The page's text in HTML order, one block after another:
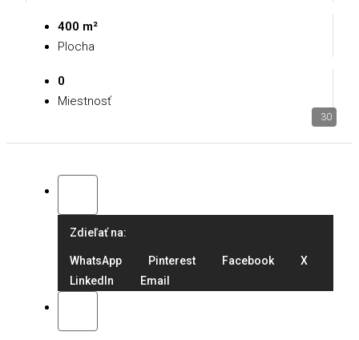
30
400 m²
Plocha
0
Miestnosť
Zdieľať na:
WhatsApp Pinterest Facebook
X
LinkedIn
Email